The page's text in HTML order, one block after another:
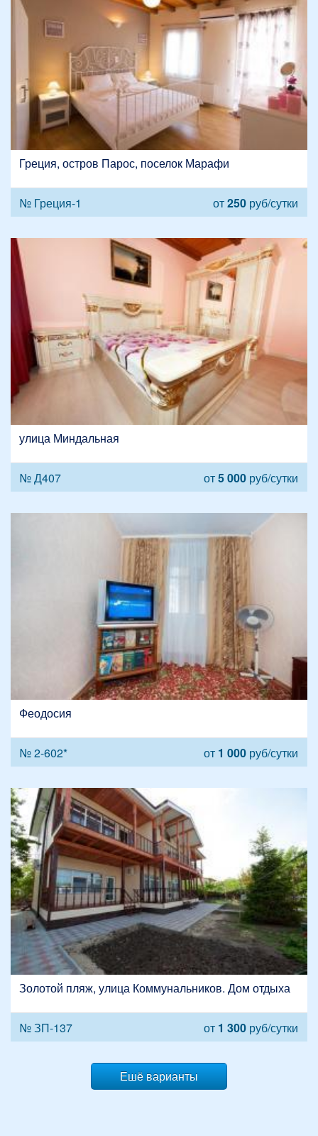
Греция, остров Парос, поселок Марафи
№ Греция-1 от250 руб/сутки
улица Миндальная
№ Д407 от5 000 руб/сутки
Феодосия
№ 2-602* от 1 000 руб/сутки
Золотой пляж, улица Коммунальников. Дом отдыха
№ ЗП-137 от 1 300 руб/сутки
Ешё варианты